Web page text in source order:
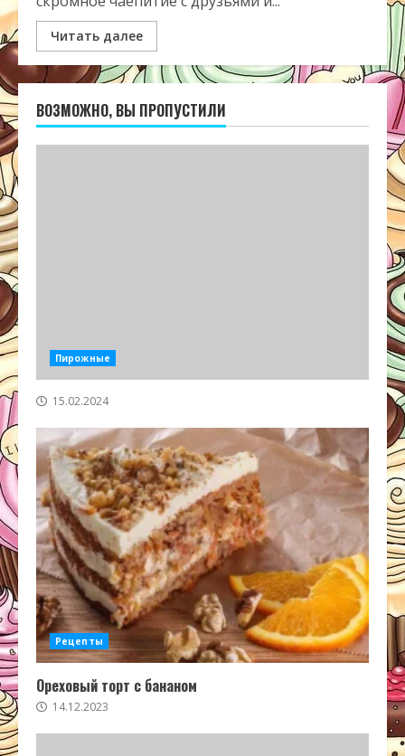
Читать далее
ВОЗМОЖНО, ВЫ ПРОПУСТИЛИ
Пирожные
15.02.2024
Рецепты
Ореховый торт с бананом
14.12.2023